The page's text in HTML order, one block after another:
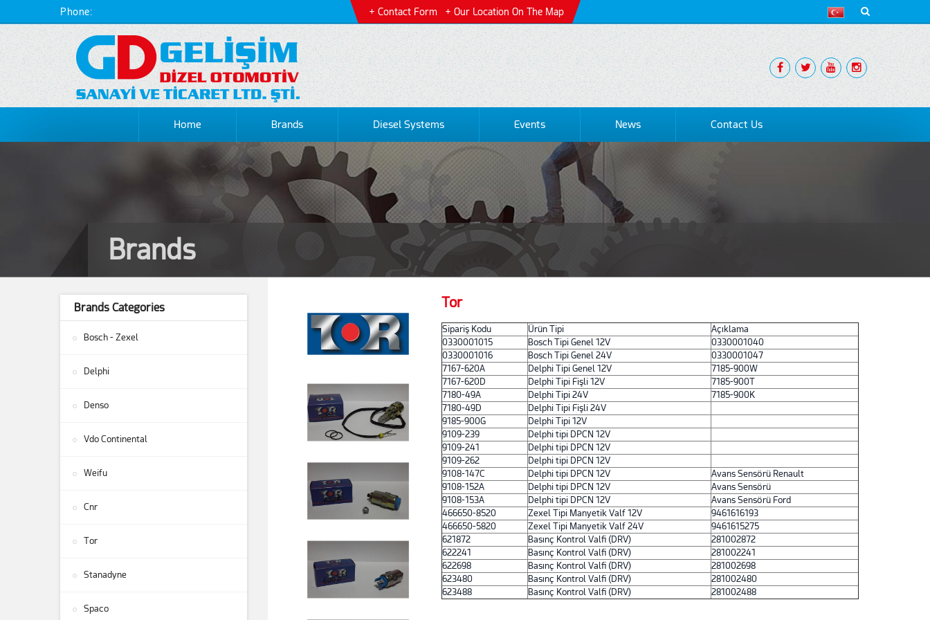
Phone: Contact Form Our Location On The Map
Home Brands Diesel Systems Events News Contact Us
Brands
Brands Categories
Bosch - Zexel
Delphi
Denso
Vdo Continental
Weifu
Cnr
Tor
Stanadyne
Spaco
Tor
Sipariş Kodu Ürün Tipi
Açıklama
0330001015
Bosch Tipi Genel 12V
0330001040
0330001016
Bosch Tipi Genel 24V
0330001047
7167-620A
Delphi Tipi Genel 12V
7185-900W
7167-620D
Delphi Tipi Fişli 12V
7185-900T
7180-49A
Delphi Tipi 24V
7185-900K
7180-49D
Delphi Tipi Fişli 24V
9185-900G
Delphi Tipi 12V
9109-239
Delphi tipi DPCN 12V
9109-241
Delphi tipi DPCN 12V
9109-262
Delphi tipi DPCN 12V
9108-147C
Delphi tipi DPCN 12V
Avans Sensörü Renault
9108-152A
Delphi tipi DPCN 12V
Avans Sensörü
9108-153A
Delphi tipi DPCN 12V
Avans Sensörü Ford
466650-8520
Zexel Tipi Manyetik Valf 12V
9461616193
466650-5820
Zexel Tipi Manyetik Valf 24V
9461615275
621872
Basınç Kontrol Valfi (DRV)
281002872
622241
Basınç Kontrol Valfi (DRV)
281002241
622698
Basınç Kontrol Valfi (DRV)
281002698
623480
Basınç Kontrol Valfi (DRV)
281002480
623488
Basınç Kontrol Valfi (DRV) 281002488